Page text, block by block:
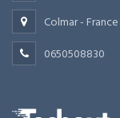
Colmar - France
0650508830